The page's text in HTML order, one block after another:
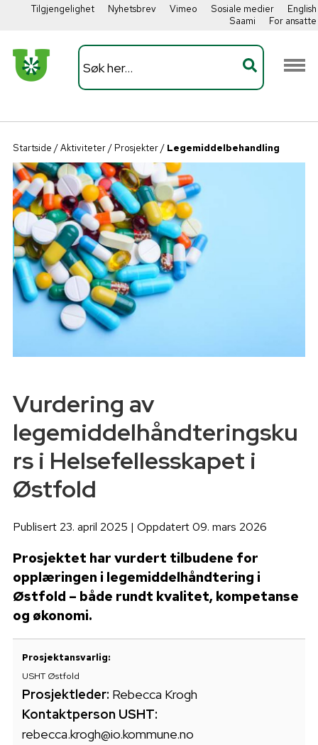
Tilgjengelighet Nyhetsbrev Vimeo Sosiale medier
English
Saami
For ansatte
Startside /Aktiviteter/ Prosjekter/ Legemiddelbehandling
Vurdering av
legemiddelhåndteringsku
rs i Helsefellesskapet i
Østfold
Publisert 23. april 2025 | Oppdatert 09. mars 2026
Prosjektet har vurdert tilbudene for
opplæringen i legemiddelhåndtering i
Østfold – både rundt kvalitet, kompetanse
og økonomi.
Prosjektansvarlig:
USHT Østfold
Prosjektleder: Rebecca Krogh
Kontaktperson USHT:
rebecca.krogh@io.kommune.no